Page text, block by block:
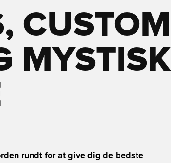
CUSTOM
MYSTISK
rundt for at give dig de bedste